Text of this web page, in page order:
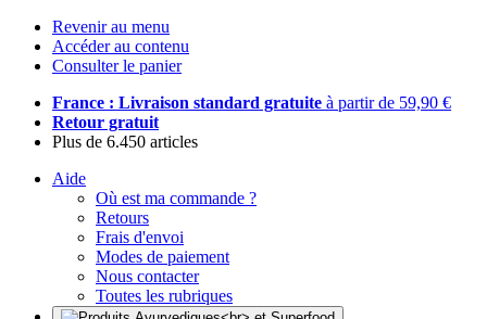
Revenir au menu
Accéder au contenu
Consulter le panier
France : Livraison standard gratuite à partir de 59,90 €
Retour gratuit
Plus de 6.450 articles
Aide
Où est ma commande ?
Retours
Frais d'envoi
Modes de paiement
Nous contacter
Toutes les rubriques